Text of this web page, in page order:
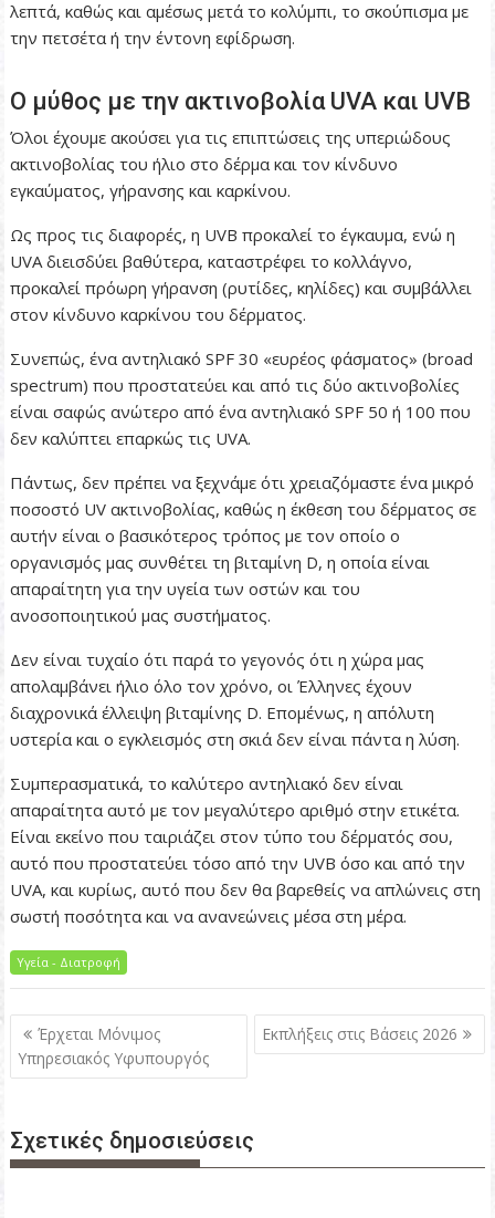
λεπτά, καθώς και αμέσως μετά το κολύμπι, το σκούπισμα με
την πετσέτα ή την έντονη εφίδρωση.
Ο μύθος με την ακτινοβολία UVA και UVB
Όλοι έχουμε ακούσει για τις επιπτώσεις της υπεριώδους
ακτινοβολίας του ήλιο στο δέρμα και τον κίνδυνο
εγκαύματος, γήρανσης και καρκίνου.
Ως προς τις διαφορές, η UVB προκαλεί το έγκαυμα, ενώ η
UVA διεισδύει βαθύτερα, καταστρέφει το κολλάγνο,
προκαλεί πρόωρη γήρανση (ρυτίδες, κηλίδες) και συμβάλλει
στον κίνδυνο καρκίνου του δέρματος.
Συνεπώς, ένα αντηλιακό SPF 30 «ευρέος φάσματος» (broad
spectrum) που προστατεύει και από τις δύο ακτινοβολίες
είναι σαφώς ανώτερο από ένα αντηλιακό SPF 50 ή 100 που
δεν καλύπτει επαρκώς τις UVA.
Πάντως, δεν πρέπει να ξεχνάμε ότι χρειαζόμαστε ένα μικρό
ποσοστό UV ακτινοβολίας, καθώς η έκθεση του δέρματος σε
αυτήν είναι ο βασικότερος τρόπος με τον οποίο ο
οργανισμός μας συνθέτει τη βιταμίνη D, η οποία είναι
απαραίτητη για την υγεία των οστών και του
ανοσοποιητικού μας συστήματος.
Δεν είναι τυχαίο ότι παρά το γεγονός ότι η χώρα μας
απολαμβάνει ήλιο όλο τον χρόνο, οι Έλληνες έχουν
διαχρονικά έλλειψη βιταμίνης D. Επομένως, η απόλυτη
υστερία και ο εγκλεισμός στη σκιά δεν είναι πάντα η λύση.
Συμπερασματικά, το καλύτερο αντηλιακό δεν είναι
απαραίτητα αυτό με τον μεγαλύτερο αριθμό στην ετικέτα.
Είναι εκείνο που ταιριάζει στον τύπο του δέρματός σου,
αυτό που προστατεύει τόσο από την UVB όσο και από την
UVA, και κυρίως, αυτό που δεν θα βαρεθείς να απλώνεις στη
σωστή ποσότητα και να ανανεώνεις μέσα στη μέρα.
Υγεία - Διατροφή
Π
λ
γ
η
Έρχεται Μόνιμος
Υπηρεσιακός Υφυπουργός
Εκπλήξεις στις Βάσεις 2026
Σχετικές δημοσιεύσεις